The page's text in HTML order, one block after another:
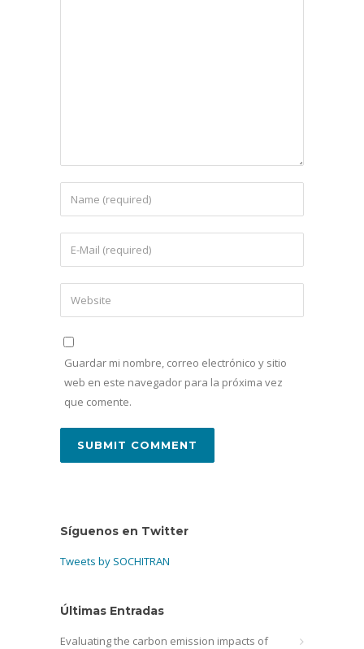
Guardar mi nombre, correo electrónico y sitio
web en este navegador para la próxima vez
que comente.
Síguenos en Twitter
Tweets by SOCHITRAN
Últimas Entradas
Evaluating the carbon emission impacts of